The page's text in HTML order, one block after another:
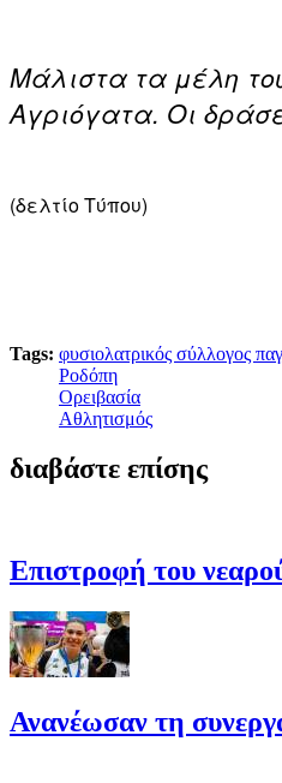
Μάλιστα τα μέλη
Αγριόγατα. Οι
(δελτίο Τύπου)
Tags: φυσιολατρικός σύλλογος
Ροδόπη
Ορειβασία
Αθλητισμός
διαβάστε επίσης
Επιστροφή του
Ανανέωσαν τη